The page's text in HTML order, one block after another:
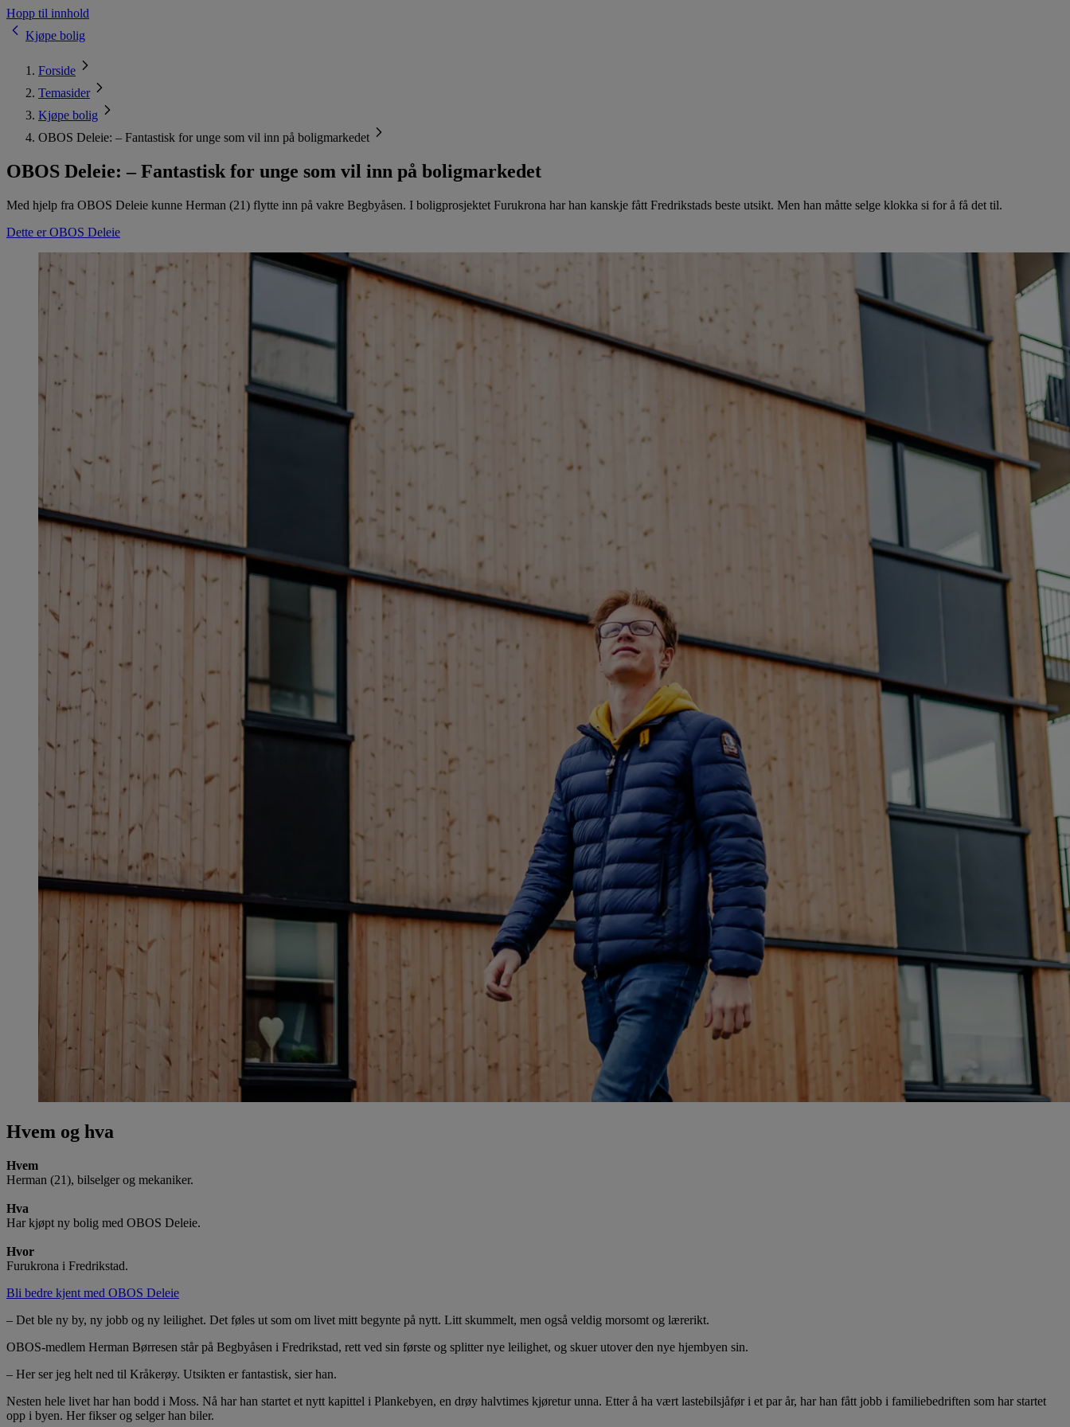
Hopp til innhold
Kjøpe bolig
Forside
Temasider
Kjøpe bolig
OBOS Deleie: – Fantastisk for unge som vil inn på boligmarkedet
OBOS Deleie: – Fantastisk for unge som vil inn på boligmarkedet
Med hjelp fra OBOS Deleie kunne Herman (21) flytte inn på vakre Begbyåsen. I boligprosjektet Furukrona har han kanskje fått Fredrikstads beste utsikt. Men han måtte selge klokka si for å få det til.
Dette er OBOS Deleie
Hvem og hva
Hvem
Herman (21), bilselger og mekaniker.
Hva
Har kjøpt ny bolig med OBOS Deleie.
Hvor
Furukrona i Fredrikstad.
Bli bedre kjent med OBOS Deleie
– Det ble ny by, ny jobb og ny leilighet. Det føles ut som om livet mitt begynte på nytt. Litt skummelt, men også veldig morsomt og lærerikt.
OBOS-medlem Herman Børresen står på Begbyåsen i Fredrikstad, rett ved sin første og splitter nye leilighet, og skuer utover den nye hjembyen sin.
– Her ser jeg helt ned til Kråkerøy. Utsikten er fantastisk, sier han.
Nesten hele livet har han bodd i Moss. Nå har han startet et nytt kapittel i Plankebyen, en drøy halvtimes kjøretur unna. Etter å ha vært lastebilsjåfør i et par år, har han fått jobb i familiebedriften som har startet
opp i byen. Her fikser og selger han biler.